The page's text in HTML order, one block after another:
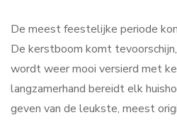
De meest feestelijke periode
De kerstboom komt
wordt weer mooi versierd met
langzamerhand bereidt elk
geven van de leukste, meest